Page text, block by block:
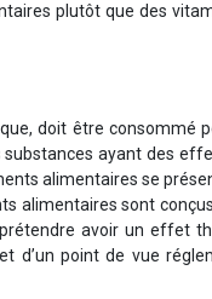
plutôt que des
doit être consommé
ayant des
alimentaires se
alimentaires sont
avoir un effet
d’un point de vue